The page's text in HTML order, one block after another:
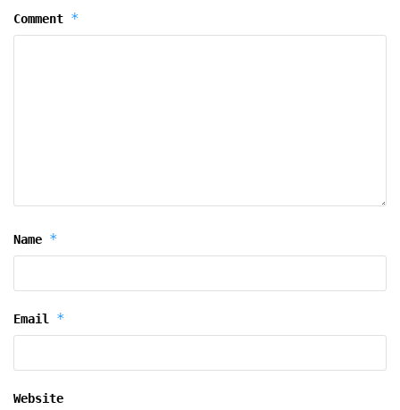
Comment *
Name *
Email *
Website